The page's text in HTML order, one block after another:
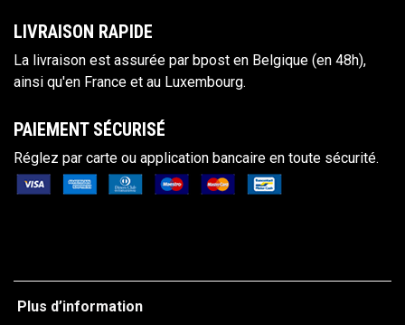
LIVRAISON RAPIDE
La livraison est assurée par bpost en Belgique (en 48h),
ainsi qu'en France et au Luxembourg.
PAIEM​ENT SÉCURISÉ
Réglez par carte ou application bancaire en toute sécurité.
Plus d’information